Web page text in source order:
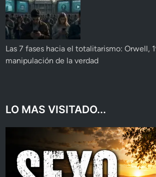
Las 7 fases hacia el totalitarismo: Orwell,
manipulación de la verdad
LO MAS VISITADO...